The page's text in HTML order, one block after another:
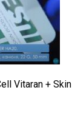
Vitaran + Skin